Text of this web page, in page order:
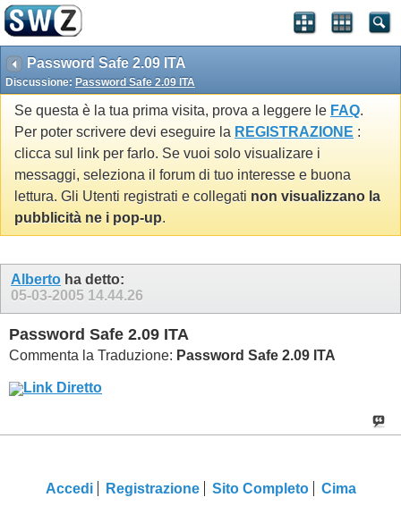
Password Safe 2.09 ITA
Discussione: Password Safe 2.09 ITA
Se questa è la tua prima visita, prova a leggere le FAQ.
Per poter scrivere devi eseguire la REGISTRAZIONE :
clicca sul link per farlo. Se vuoi solo visualizare i
messaggi, seleziona il forum di tuo interesse e buona
lettura. Gli Utenti registrati e collegati non visualizzano la
pubblicità ne i pop-up.
Alberto ha detto:
05-03-2005 14.44.26
Password Safe 2.09 ITA
Commenta la Traduzione: Password Safe 2.09 ITA
Link Diretto
Accedi Registrazione Sito Completo Cima